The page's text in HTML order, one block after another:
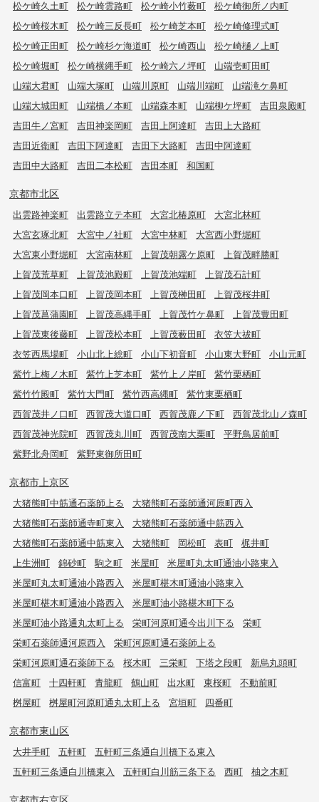
松ケ崎久土町
松ケ崎雲路町 松ケ崎小竹薮町
松ケ崎御所ノ内町
松ケ崎桜木町
松ケ崎三反長町 松ケ崎芝本町
松ケ崎修理式町
松ケ崎正田町
松ケ崎杉ケ海道町 松ケ崎西山
松ケ崎樋ノ上町
松ケ崎堀町
松ケ崎横縄手町 松ケ崎六ノ坪町
山端壱町田町
山端大君町
山端大塚町 山端川原町 山端川端町
山端滝ケ鼻町
山端大城田町
山端橋ノ本町 山端森本町 山端柳ケ坪町
吉田泉殿町
吉田牛ノ宮町
吉田神楽岡町 吉田上阿達町
吉田上大路町
吉田近衛町
吉田下阿達町 吉田下大路町
吉田中阿達町
吉田中大路町
吉田二本松町 吉田本町 和国町
京都市北区
出雲路神楽町 出雲路立テ本町 大宮北椿原町
大宮北林町
大宮玄琢北町
大宮中ノ社町 大宮中林町
大宮西小野堀町
大宮東小野堀町
大宮南林町 上賀茂朝露ケ原町
上賀茂畔勝町
上賀茂荒草町
上賀茂池殿町 上賀茂池端町
上賀茂石計町
上賀茂岡本口町
上賀茂岡本町 上賀茂榊田町
上賀茂桜井町
上賀茂菖蒲園町
上賀茂高縄手町 上賀茂竹ケ鼻町
上賀茂豊田町
上賀茂東後藤町
上賀茂松本町 上賀茂薮田町
衣笠大祓町
衣笠西馬場町
小山北上総町 小山下初音町 小山東大野町
小山元町
紫竹上梅ノ木町
紫竹上芝本町 紫竹上ノ岸町
紫竹栗栖町
紫竹竹殿町
紫竹大門町 紫竹西高縄町
紫竹東栗栖町
西賀茂井ノ口町
西賀茂大道口町 西賀茂鹿ノ下町
西賀茂北山ノ森町
西賀茂神光院町
西賀茂丸川町 西賀茂南大栗町
平野鳥居前町
紫野北舟岡町
紫野東御所田町
京都市上京区
大猪熊町中筋通石薬師上る
大猪熊町石薬師通河原町西入
大猪熊町石薬師通寺町東入
大猪熊町石薬師通中筋西入
大猪熊町石薬師通中筋東入
大猪熊町 岡松町 表町
梶井町
上生洲町
錦砂町 駒之町 米屋町
米屋町丸太町通油小路東入
米屋町丸太町通油小路西入
米屋町椹木町通油小路東入
米屋町椹木町通油小路西入
米屋町油小路椹木町下る
米屋町油小路通丸太町上る
栄町河原町通今出川下る
栄町
栄町石薬師通河原西入
栄町河原町通石薬師上る
栄町河原町通石薬師下る
桜木町 三栄町 下塔之段町
新烏丸頭町
信富町
十四軒町 青龍町 鶴山町 出水町 東桜町
不動前町
桝屋町
桝屋町河原町通丸太町上る 宮垣町 四番町
京都市東山区
大井手町 五軒町
五軒町三条通白川橋下る東入
五軒町三条通白川橋東入
五軒町白川筋三条下る 西町 柚之木町